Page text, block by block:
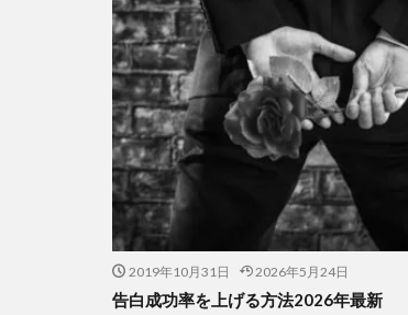
2019年10月31日 2026年5月24日
告白成功率を上げる方法2026年最新